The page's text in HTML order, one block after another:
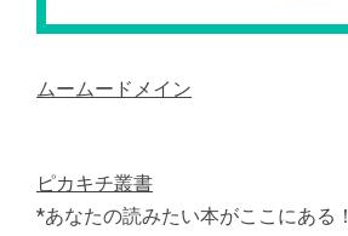
ムームードメイン
ピカキチ叢書
*あなたの読みたい本がここにある！